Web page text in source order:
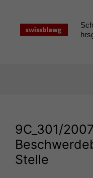
springen
9C_301/
Stelle